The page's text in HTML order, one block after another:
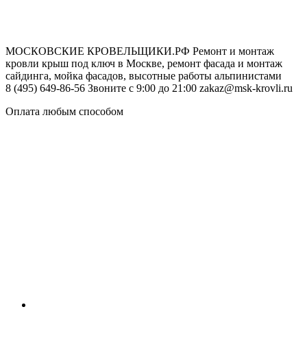
МОСКОВСКИЕ КРОВЕЛЬЩИКИ.РФ Ремонт и монтаж
кровли крыш под ключ в Москве, ремонт фасада и монтаж
сайдинга, мойка фасадов, высотные работы альпинистами
8 (495) 649-86-56 Звоните с 9:00 до 21:00 zakaz@msk-krovli.ru
Оплата любым способом